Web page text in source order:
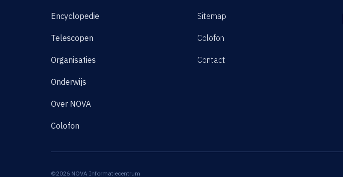
Encyclopedie
Telescopen
Organisaties
Onderwijs
Over NOVA
Colofon
Sitemap
Colofon
Contact
©2026 NOVA Informatiecentrum